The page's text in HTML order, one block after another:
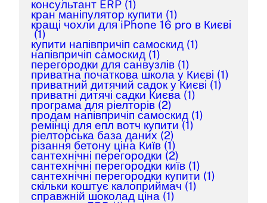
консультант ERP (1)
кран маніпулятор купити (1)
кращі чохли для iPhone 16 pro в Києві
(1)
купити напівпричіп самоскид (1)
напівпричіп самоскид (1)
перегородки для санвузлів (1)
приватна початкова школа у Києві (1)
приватний дитячий садок у Києві (1)
приватні дитячі садки Києва (1)
програма для ріелторів (2)
продам напівпричіп самоскид (1)
ремінці для епл вотч купити (1)
ріелторська база даних (2)
різання бетону ціна Київ (1)
сантехнічні перегородки (2)
сантехнічні перегородки київ (1)
сантехнічні перегородки купити (1)
скільки коштує калоприймач (1)
справжній шоколад ціна (1)